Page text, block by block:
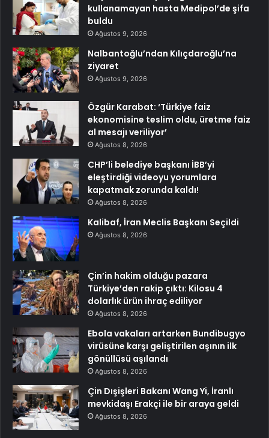
kullanamayan hasta Medipol’de şifa
buldu
Ağustos 9, 2026
Nalbantoğlu’ndan Kılıçdaroğlu’na
ziyaret
Ağustos 9, 2026
Özgür Karabat: ‘Türkiye faiz
ekonomisine teslim oldu, üretme faiz
al mesajı veriliyor’
Ağustos 8, 2026
CHP’li belediye başkanı İBB’yi
eleştirdiği videoyu yorumlara
kapatmak zorunda kaldı!
Ağustos 8, 2026
Kalibaf, İran Meclis Başkanı Seçildi
Ağustos 8, 2026
Çin’in hakim olduğu pazara
Türkiye’den rakip çıktı: Kilosu 4
dolarlık ürün ihraç ediliyor
Ağustos 8, 2026
Ebola vakaları artarken Bundibugyo
virüsüne karşı geliştirilen aşının ilk
gönüllüsü aşılandı
Ağustos 8, 2026
Çin Dışişleri Bakanı Wang Yi, İranlı
mevkidaşı Erakçi ile bir araya geldi
Ağustos 8, 2026